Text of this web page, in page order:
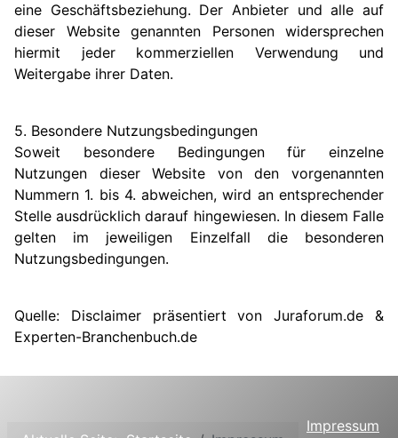
eine Geschäftsbeziehung. Der Anbieter und alle auf
dieser Website genannten Personen widersprechen
hiermit jeder kommerziellen Verwendung und
Weitergabe ihrer Daten.
5. Besondere Nutzungsbedingungen
Soweit besondere Bedingungen für einzelne
Nutzungen dieser Website von den vorgenannten
Nummern 1. bis 4. abweichen, wird an entsprechender
Stelle ausdrücklich darauf hingewiesen. In diesem Falle
gelten im jeweiligen Einzelfall die besonderen
Nutzungsbedingungen.
Quelle: Disclaimer präsentiert von Juraforum.de &
Experten-Branchenbuch.de
Impressum